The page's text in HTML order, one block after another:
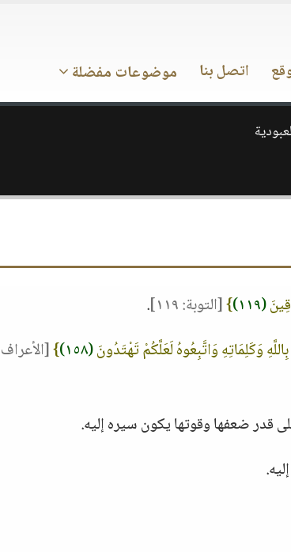
اتصل بنا موضوعات مفضلة
(١١٩) }[التوبة: ١١٩]
.
وَكَلِمَاتِهِ وَاتَّبِعُوهُ لَعَلَّكُمْ تَهْتَدُونَ(١٥٨) }
قدر ضعفها وقوتها يكون سيره إليه.